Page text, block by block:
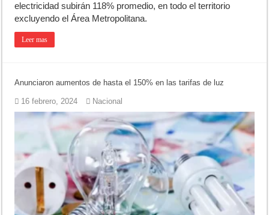
electricidad subirán 118% promedio, en todo el territorio
excluyendo el Área Metropolitana.
Leer mas
Anunciaron aumentos de hasta el 150% en las tarifas de luz
16 febrero, 2024 Nacional